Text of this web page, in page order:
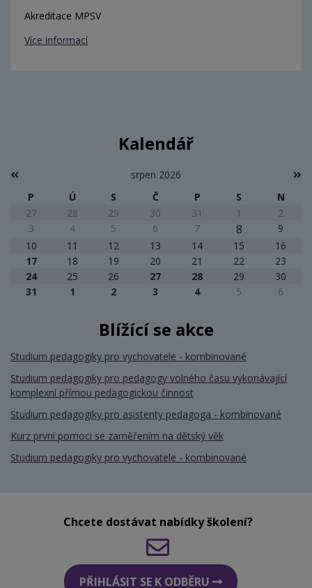
Akreditace MPSV
Více informací
Kalendář
srpen 2026
P
Ú S Č P S
N
27
28 29 30 31 1
2
3
4 5 6 7 8
9
10
11 12 13 14 15
16
17
18 19 20 21 22
23
24
25 26 27 28 29
30
31
1 2 3 4 5 6
Blížící se akce
Studium pedagogiky pro vychovatele - kombinované
Studium pedagogiky pro pedagogy volného času vykonávající
komplexní přímou pedagogickou činnost
Studium pedagogiky pro asistenty pedagoga - kombinované
Kurz první pomoci se zaměřením na dětský věk
Studium pedagogiky pro vychovatele - kombinované
Chcete dostávat nabídky školení?
PŘIHLÁSIT SE K ODBĚRU